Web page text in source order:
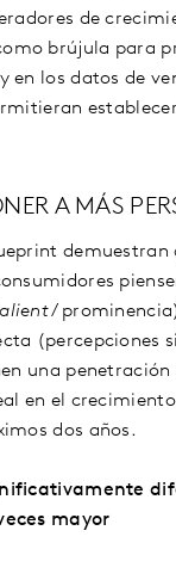
de
brújula para
en los datos de
A MÁS
demuestran
/
(percepciones
una penetración
en el
dos años.
mayor